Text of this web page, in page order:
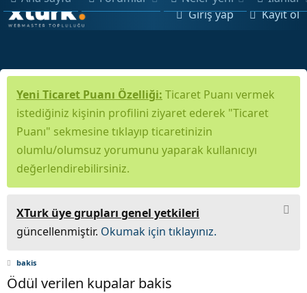
Giriş yap Kayıt ol
Yeni Ticaret Puanı Özelliği: Ticaret Puanı vermek
istediğiniz kişinin profilini ziyaret ederek "Ticaret
Puanı" sekmesine tıklayıp ticaretinizin
olumlu/olumsuz yorumunu yaparak kullanıcıyı
değerlendirebilirsiniz.
XTurk üye grupları genel yetkileri
güncellenmiştir. Okumak için tıklayınız.
bakis
Ödül verilen kupalar bakis